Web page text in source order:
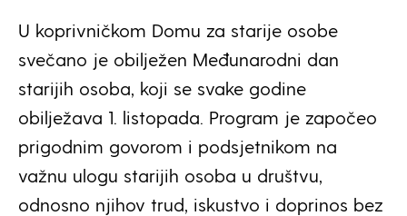
U koprivničkom Domu za starije osobe
svečano je obilježen Međunarodni dan
starijih osoba, koji se svake godine
obilježava 1. listopada. Program je započeo
prigodnim govorom i podsjetnikom na
važnu ulogu starijih osoba u društvu,
odnosno njihov trud, iskustvo i doprinos bez